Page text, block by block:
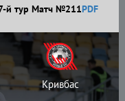
й тур Матч №211PDF
Кривбас